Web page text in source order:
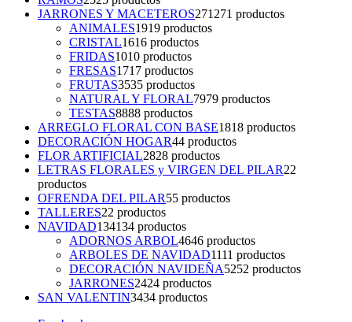
JARRONES Y MACETEROS271 271 productos
ANIMALES1919 productos
CRISTAL1616 productos
FRIDAS1010 productos
FRESAS1717 productos
FRUTAS3535 productos
NATURAL Y FLORAL7979 productos
TESTAS8888 productos
ARREGLO FLORAL CON BASE1818 productos
DECORACIÓN HOGAR44 productos
FLOR ARTIFICIAL2828 productos
LETRAS FLORALES y VIRGEN DEL PILAR22
productos
OFRENDA DEL PILAR55 productos
TALLERES22 productos
NAVIDAD134134 productos
ADORNOS ARBOL4646 productos
ARBOLES DE NAVIDAD1111 productos
DECORACIÓN NAVIDEÑA5252 productos
JARRONES2424 productos
SAN VALENTIN3434 productos